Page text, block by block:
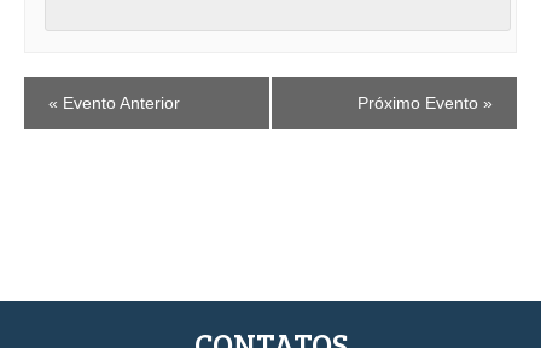
EVENTO
NAVEGAÇÃO
« Evento Anterior Próximo Evento »